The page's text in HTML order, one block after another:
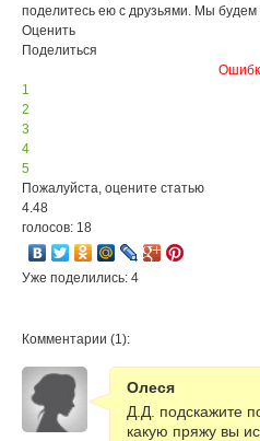
поделитесь ею с друзьями. Мы
Оценить
Поделиться
1
2
3
4
5
Пожалуйста, оцените статью
4.48
голосов: 18
Уже поделились: 4
Комментарии (1):
Олеся
Д.Д. подскажите
какую пряжу вы